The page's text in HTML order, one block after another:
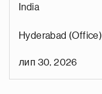
India
Hyderabad (Office)
лип 30, 2026